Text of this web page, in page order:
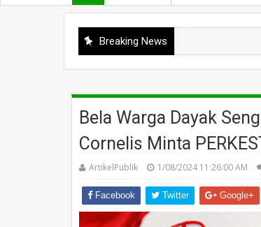
Breaking News
Bela Warga Dayak
Cornelis Minta
ArtikelPublik 1/08/2024 11:26:00 AM
Facebook Twitter Google+